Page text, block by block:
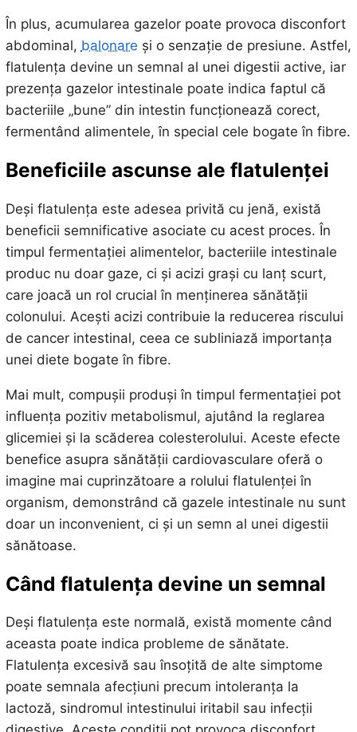
În plus, acumularea gazelor poate provoca disconfort
abdominal, balonare și o senzație de presiune. Astfel,
flatulența devine un semnal al unei digestii active, iar
prezența gazelor intestinale poate indica faptul că
bacteriile „bune” din intestin funcționează corect,
fermentând alimentele, în special cele bogate în fibre.
Beneficiile ascunse ale flatulenței
Deși flatulența este adesea privită cu jenă, există
beneficii semnificative asociate cu acest proces. În
timpul fermentației alimentelor, bacteriile intestinale
produc nu doar gaze, ci și acizi grași cu lanț scurt,
care joacă un rol crucial în menținerea sănătății
colonului. Acești acizi contribuie la reducerea riscului
de cancer intestinal, ceea ce subliniază importanța
unei diete bogate în fibre.
Mai mult, compușii produși în timpul fermentației pot
influența pozitiv metabolismul, ajutând la reglarea
glicemiei și la scăderea colesterolului. Aceste efecte
benefice asupra sănătății cardiovasculare oferă o
imagine mai cuprinzătoare a rolului flatulenței în
organism, demonstrând că gazele intestinale nu sunt
doar un inconvenient, ci și un semn al unei digestii
sănătoase.
Când flatulența devine un semnal
Deși flatulența este normală, există momente când
aceasta poate indica probleme de sănătate.
Flatulența excesivă sau însoțită de alte simptome
poate semnala afecțiuni precum intoleranța la
lactoză, sindromul intestinului iritabil sau infecții